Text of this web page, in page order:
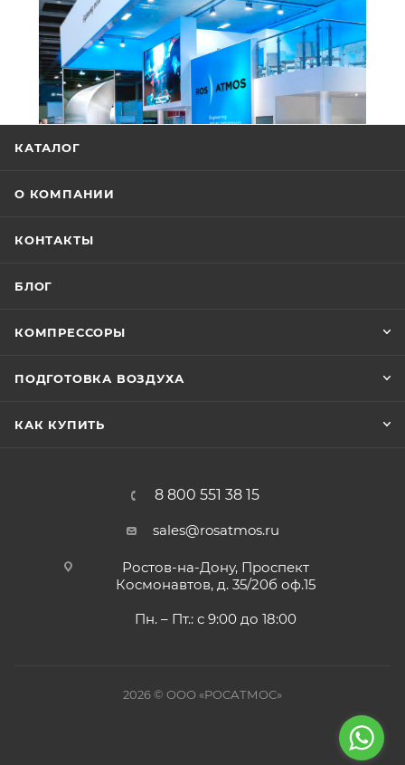
КАТАЛОГ
О КОМПАНИИ
КОНТАКТЫ
БЛОГ
КОМПРЕССОРЫ
ПОДГОТОВКА ВОЗДУХА
КАК КУПИТЬ
8 800 551 38 15
sales@rosatmos.ru
Ростов-на-Дону, Проспект
Космонавтов, д. 35/20б оф.15
Пн. – Пт.: с 9:00 до 18:00
2026 © ООО «РОСАТМОС»